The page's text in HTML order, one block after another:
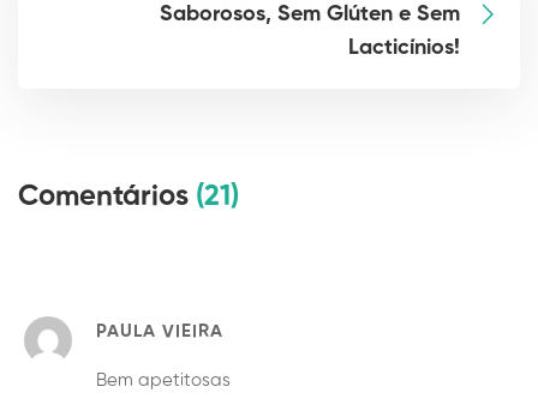
Saborosos, Sem Glúten e Sem
Lacticínios!
Comentários (21)
PAULA VIEIRA
Bem apetitosas